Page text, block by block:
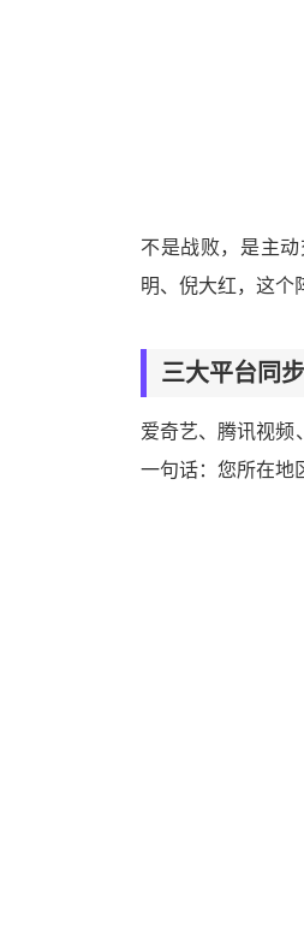
不是战败，是主
明、倪大红，这个
三大平台同
爱奇艺、腾讯视频
一句话：您所在地